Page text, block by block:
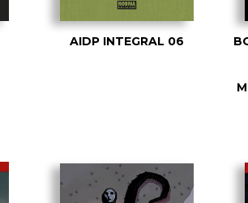
AIDP INTEGRAL 06